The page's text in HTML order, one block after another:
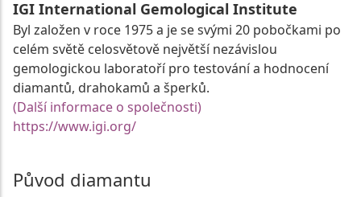
IGI International Gemological Institute
Byl založen v roce 1975 a je se svými 20 pobočkami po
celém světě celosvětově největší nezávislou
gemologickou laboratoří pro testování a hodnocení
diamantů, drahokamů a šperků.
(Další informace o společnosti)
https://www.igi.org/
Původ diamantu